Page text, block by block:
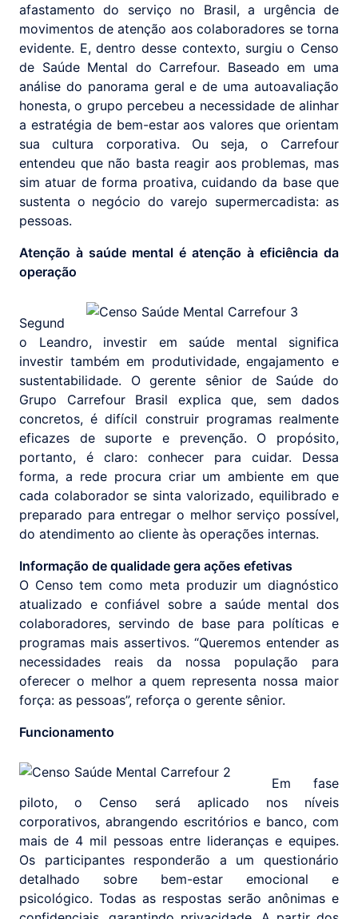
afastamento do serviço no Brasil, a urgência de
movimentos de atenção aos colaboradores se torna
evidente. E, dentro desse contexto, surgiu o Censo
de Saúde Mental do Carrefour. Baseado em uma
análise do panorama geral e de uma autoavaliação
honesta, o grupo percebeu a necessidade de alinhar
a estratégia de bem-estar aos valores que orientam
sua cultura corporativa. Ou seja, o Carrefour
entendeu que não basta reagir aos problemas, mas
sim atuar de forma proativa, cuidando da base que
sustenta o negócio do varejo supermercadista: as
pessoas.
Atenção à saúde mental é atenção à eficiência da
operação
Segund
o Leandro, investir em saúde mental significa
investir também em produtividade, engajamento e
sustentabilidade. O gerente sênior de Saúde do
Grupo Carrefour Brasil explica que, sem dados
concretos, é difícil construir programas realmente
eficazes de suporte e prevenção. O propósito,
portanto, é claro: conhecer para cuidar. Dessa
forma, a rede procura criar um ambiente em que
cada colaborador se sinta valorizado, equilibrado e
preparado para entregar o melhor serviço possível,
do atendimento ao cliente às operações internas.
Informação de qualidade gera ações efetivas
O Censo tem como meta produzir um diagnóstico
atualizado e confiável sobre a saúde mental dos
colaboradores, servindo de base para políticas e
programas mais assertivos. “Queremos entender as
necessidades reais da nossa população para
oferecer o melhor a quem representa nossa maior
força: as pessoas”, reforça o gerente sênior.
Funcionamento
Em fase
piloto, o Censo será aplicado nos níveis
corporativos, abrangendo escritórios e banco, com
mais de 4 mil pessoas entre lideranças e equipes.
Os participantes responderão a um questionário
detalhado sobre bem-estar emocional e
psicológico. Todas as respostas serão anônimas e